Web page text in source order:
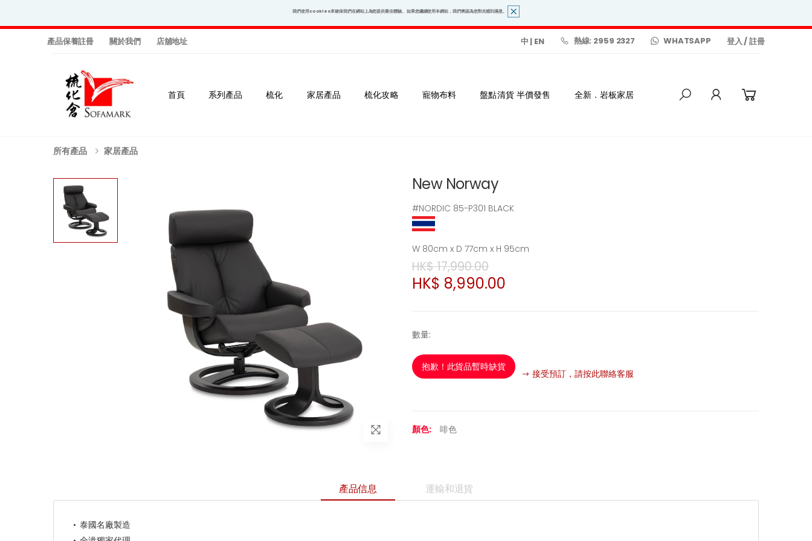
我們使用cookies來確保我們在網站上為您提供最佳體驗。 如果您繼續使用本網站，我們將認為您對此感到滿意。
產品保養註冊 關於我們 店舖地址 中 | EN 熱線: 2959 2327 WHATSAPP 登入/註冊
首頁 系列產品 梳化 家居產品 梳化攻略 寵物布料 盤點清貨 半價發售 全新．岩板家居
所有產品 家居產品
New Norway
#NORDIC 85-P301 BLACK
W 80cm x D 77cm x H 95cm
HK$ 17,990.00
HK$ 8,990.00
數量:
抱歉！此貨品暫時缺貨
接受預訂，請按此聯絡客服
顏色: 啡色
產品信息 運輸和退貨
泰國名廠製造